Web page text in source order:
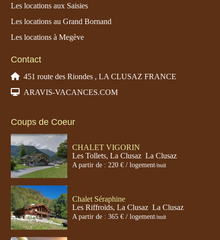
Les locations aux Saisies
Les locations au Grand Bornand
Les locations à Megève
Contact
451 route des Riondes , LA CLUSAZ FRANCE
ARAVIS-VACANCES.COM
Coups de Coeur
CHALET VIGORIN
Les Tollets, La Clusaz, La Clusaz
A partir de : 220 € / logement/nuit
Chalet Séraphine
Les Riffroids, La Clusaz, La Clusaz
A partir de : 365 € / logement/nuit